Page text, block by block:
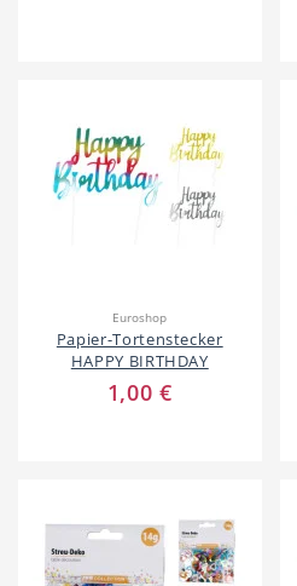
Dienstleistungen
Veranstaltungskalender
Euroshop
Papier-Tortenstecker
HAPPY BIRTHDAY
1,00 €